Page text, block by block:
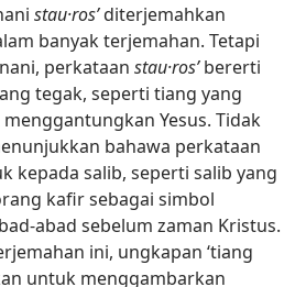
stau·rosʹditerjemahkan
banyak terjemahan. Tetapi
perkataan stau·rosʹbererti
tegak, seperti tiang yang
Yesus. Tidak
bahawa perkataan
kepada salib, seperti salib yang
kafir sebagai simbol
abad sebelum zaman Kristus.
ini, ungkapan ‘tiang
untuk menggambarkan